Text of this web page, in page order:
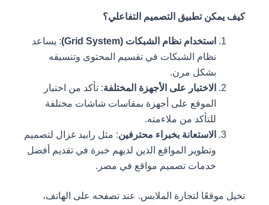
كيف يمكن تطبيق التصميم التفاعلي؟
استخدام نظام الشبكات (Grid System)
: يساعد
نظام الشبكات في تقسيم المحتوى وتنسيقه
بشكل مرن.
الاختبار على الأجهزة المختلفة: تأكد من اختبار
الموقع على أجهزة بمقاسات شاشات مختلفة
للتأكد من ملاءمته.
الاستعانة بخبراء محترفين: مثل رابيد غزال لتصميم
وتطوير المواقع الذين لديهم خبرة في تقديم أفضل
خدمات تصميم مواقع في مصر.
تخيل موقعًا لتجارة الملابس. عند تصفحه على الهاتف،